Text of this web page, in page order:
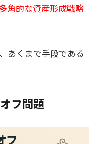
角的な資産形成戦略
あくまで手段である
フ問題